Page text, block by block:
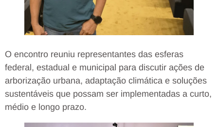
O encontro reuniu representantes das esferas
federal, estadual e municipal para discutir ações de
arborização urbana, adaptação climática e soluções
sustentáveis que possam ser implementadas a curto,
médio e longo prazo.